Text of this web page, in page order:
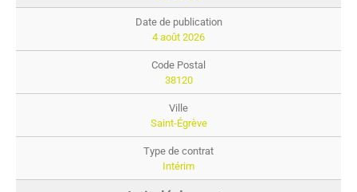
4 août 2026
38120
Saint-Égrève
Intérim